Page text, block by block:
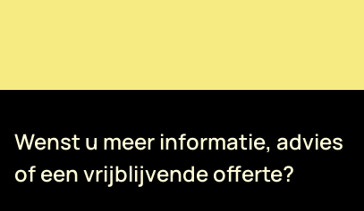
Wenst u meer informatie, advies
of een vrijblijvende offerte?